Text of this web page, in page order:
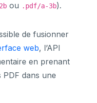
ou .pdf/a-3b).
de fusionner
web, l’API
en prenant
dans une